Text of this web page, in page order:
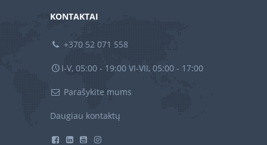
KONTAKTAI
+370 52 071 558
I-V, 05:00 - 19:00 VI-VII, 05:00 - 17:00
Parašykite mums
Daugiau kontaktų